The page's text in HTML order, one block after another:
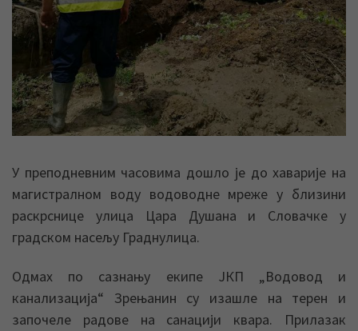
У преподневним часовима дошло је до хаварије на
магистралном воду водоводне мреже у близини
раскрснице улица Цара Душана и Словачке у
градском насељу Граднулица.
Одмах по сазнању екипе ЈКП „Водовод и
канализација“ Зрењанин су изашле на терен и
започеле радове на санацији квара. Прилазак